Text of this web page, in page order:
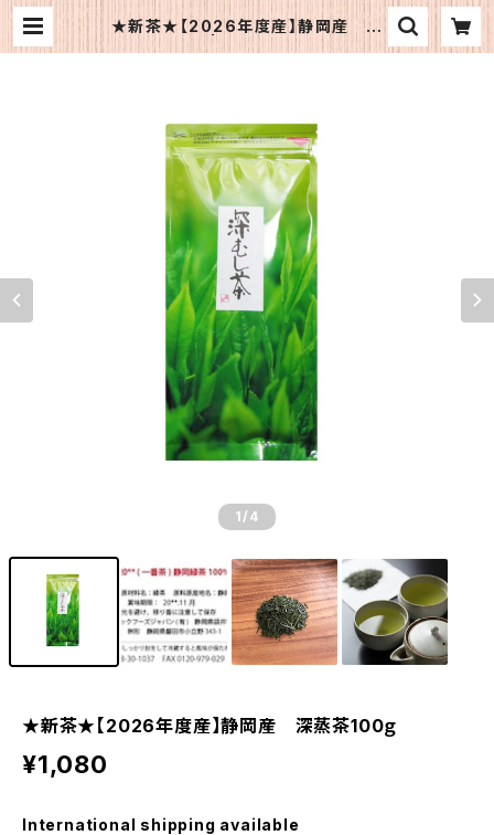
★新茶★【2026年度産】静岡産 深
蒸茶100ｇ | 《公式》OFJショップ
1 /4
★新茶★【2026年度産】静岡産 深蒸茶100ｇ
¥1,080
International shipping available